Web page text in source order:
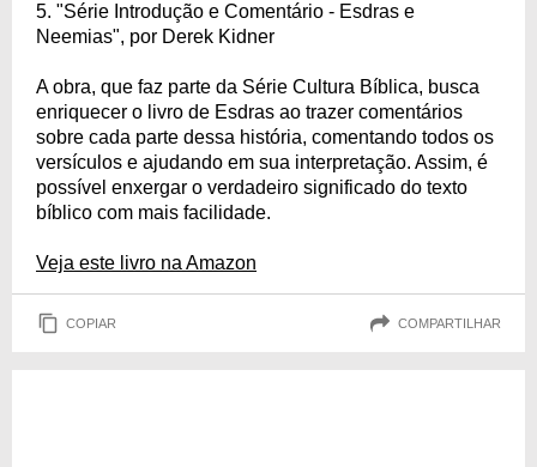
5. "Série Introdução e Comentário - Esdras e
Neemias", por Derek Kidner
A obra, que faz parte da Série Cultura Bíblica, busca
enriquecer o livro de Esdras ao trazer comentários
sobre cada parte dessa história, comentando todos os
versículos e ajudando em sua interpretação. Assim, é
possível enxergar o verdadeiro significado do texto
bíblico com mais facilidade.
Veja este livro na Amazon
COPIAR COMPARTILHAR